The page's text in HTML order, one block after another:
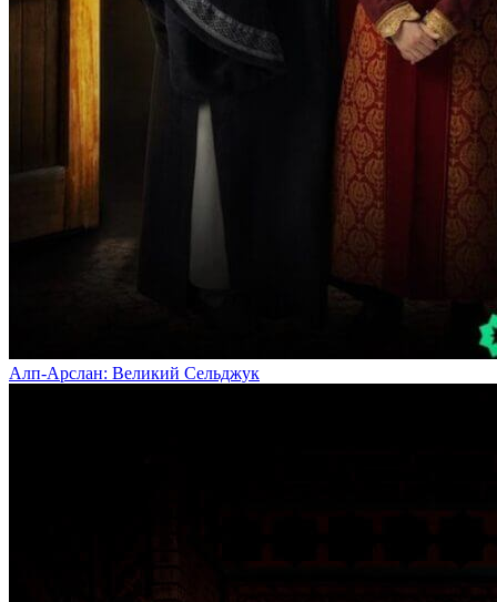
Алп-Арслан: Великий Сельджук